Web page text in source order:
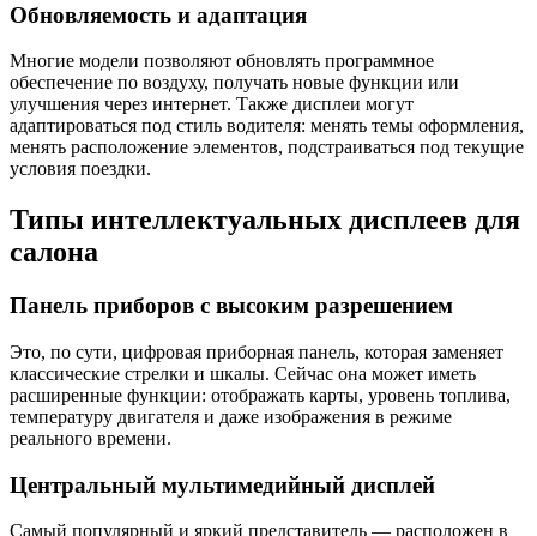
Обновляемость и адаптация
Многие модели позволяют обновлять программное
обеспечение по воздуху, получать новые функции или
улучшения через интернет. Также дисплеи могут
адаптироваться под стиль водителя: менять темы оформления,
менять расположение элементов, подстраиваться под текущие
условия поездки.
Типы интеллектуальных дисплеев для
салона
Панель приборов с высоким разрешением
Это, по сути, цифровая приборная панель, которая заменяет
классические стрелки и шкалы. Сейчас она может иметь
расширенные функции: отображать карты, уровень топлива,
температуру двигателя и даже изображения в режиме
реального времени.
Центральный мультимедийный дисплей
Самый популярный и яркий представитель — расположен в